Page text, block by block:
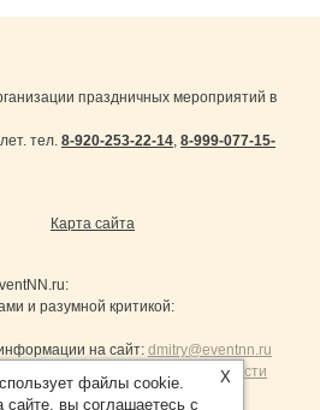
праздничных мероприятий в
тел. 8-920-253-22-14, 8-999-077-15-
Карта сайта
:
и разумной критикой:
на сайт: dmitry@eventnn.ru
и политика конфиденциальности
X
файлы cookie.
сайте, вы соглашаетесь с